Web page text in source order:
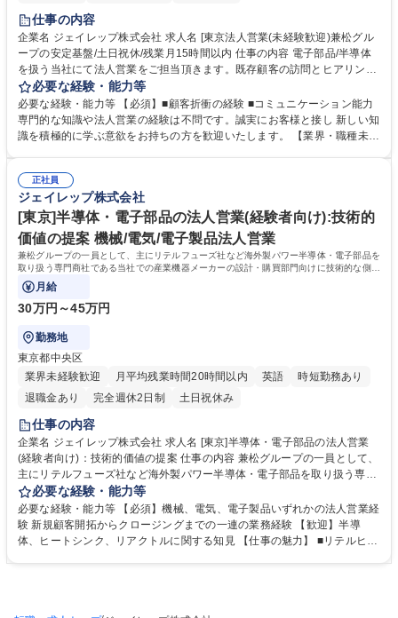
仕事の内容
企業名 ジェイレップ株式会社 求人名 [東京法人営業(未経験歓迎)兼松グル
ープの安定基盤/土日祝休/残業月15時間以内 仕事の内容 電子部品/半導体
を扱う当社にて法人営業をご担当頂きます。既存顧客の訪問とヒアリング
を中心に製品を提案します。知識は入社後に先輩が丁寧に教えるため未経
験でも安心です。対話を大切に着実に成長できます。 ■既存顧客への定期
的なフォローや要望のヒアリング■担当エリアでの安定したルート営業■展
示会を通じた新しいお客様へのご案内■技術的な視点を取り入れた最適な
り、未経験からでも一生モノの専門知識を身につけながら長く活躍できる
環境です。 募集職種 [東京法人営業(未経験歓迎)兼松グループの安定基盤/
土日祝休/残業月15時間以内
必要な経験・能力等
必要な経験・能力等 【必須】■顧客折衝の経験 ■コミュニケーション能力
専門的な知識や法人営業の経験は不問です。誠実にお客様と接し 新しい知
識を積極的に学ぶ意欲をお持ちの方を歓迎いたします。 【業界・職種未経
「営業技術支援室」によるバックアップ体制もバッチリ。理系バックグラ
ウンドや半導体についての専門知識がなくても、相談できる環境がありま
す。 学歴・資格 学歴：大学院 大学 高専 語学力： 資格：第一種運転免許
普通自動車
正社員
ジェイレップ株式会社
[東京]半導体・電子部品の法人営業(経験者向け):技術的
価値の提案 機械/電気/電子製品法人営業
兼松グループの一員として、主にリテルフューズ社など海外製パワー半導体・電子部品を
取り扱う専門商社である当社での産業機器メーカーの設計・購買部門向けに技術的な側面
から課題解決を提案する法人営業。
月給
30万円～45万円
勤務地
東京都中央区
業界未経験歓迎
月平均残業時間20時間以内 英語
時短勤務あり
退職金あり
完全週休2日制 土日祝休み
仕事の内容
企業名 ジェイレップ株式会社 求人名 [東京]半導体・電子部品の法人営業
(経験者向け)：技術的価値の提案 仕事の内容 兼松グループの一員として、
主にリテルフューズ社など海外製パワー半導体・電子部品を取り扱う専門
商社である当社での産業機器メーカーの設計・購買部門向けに技術的な側
面から課題解決を提案する法人営業。 既存顧客へのフォローアップと、展
示会等を活用した新規顧客開拓を通じて、日本のものづくりに貢献して頂
きます。 ■産業機器メーカー（半導体製造装置など）の設計・購買部門へ
必要な経験・能力等
必要な経験・能力等 【必須】機械、電気、電子製品いずれかの法人営業経
験 新規顧客開拓からクロージングまでの一連の業務経験 【歓迎】半導
体、ヒートシンク、リアクトルに関する知見 【仕事の魅力】 ■リテルヒュ